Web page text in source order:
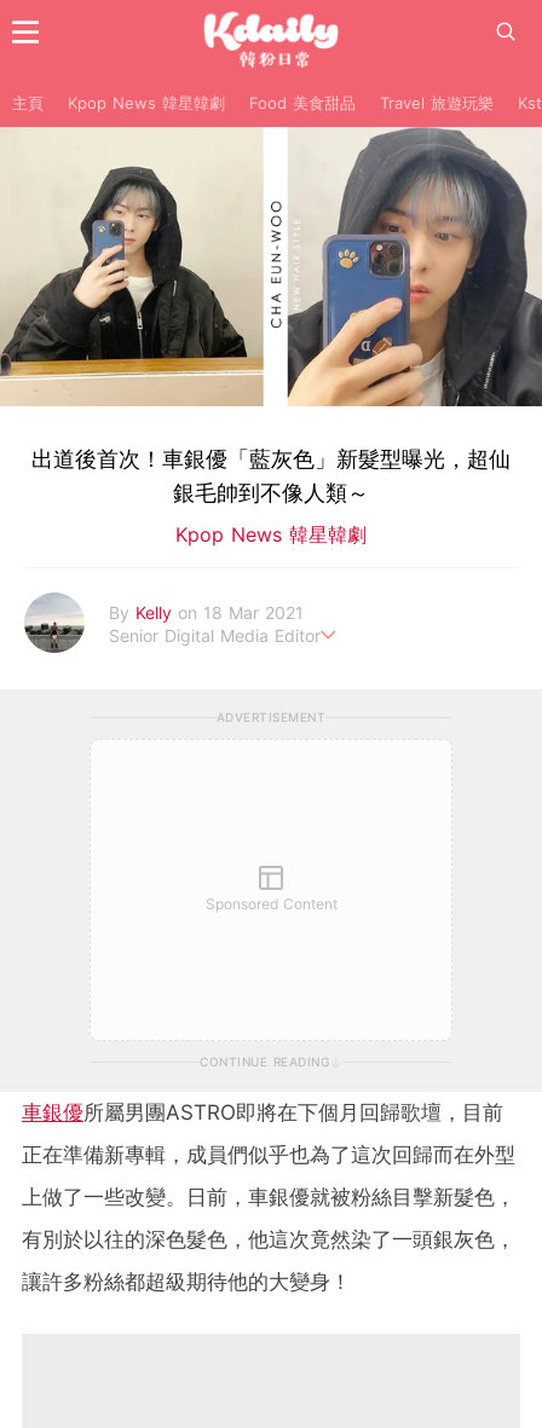
主頁 Kpop News 韓星韓劇 Food 美食甜品 Travel 旅遊玩樂
出道後首次！車銀優「藍灰色」新髮型曝光，超仙
銀毛帥到不像人類～
Kpop News 韓星韓劇
By Kelly on 18 Mar 2021
Senior Digital Media Editor
ADVERTISEMENT
Sponsored Content
CONTINUE READING
車銀優所屬男團ASTRO即將在下個月回歸歌壇，目前
正在準備新專輯，成員們似乎也為了這次回歸而在外型
上做了一些改變。日前，車銀優就被粉絲目擊新髮色，
有別於以往的深色髮色，他這次竟然染了一頭銀灰色，
讓許多粉絲都超級期待他的大變身！